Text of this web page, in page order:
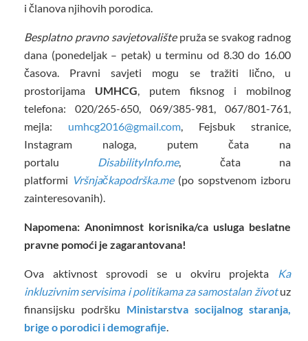
i članova njihovih porodica.
Besplatno pravno savjetovalištepruža se svakog radnog
dana (ponedeljak – petak) u terminu od 8.30 do 16.00
časova. Pravni savjeti mogu se tražiti lično, u
prostorijama UMHCG, putem fiksnog i mobilnog
telefona: 020/265-650, 069/385-981, 067/801-761,
mejla: umhcg2016@gmail.com, Fejsbuk stranice,
Instagram naloga, putem čata na
portalu DisabilityInfo.me, čata na
platformi Vršnjačkapodrška.me(po sopstvenom izboru
zainteresovanih).
Napomena: Anonimnost korisnika/ca usluga beslatne
pravne pomoći je zagarantovana!
Ova aktivnost sprovodi se u okviru projekta
Ka
inkluzivnim servisima i politikama za samostalan životuz
finansijsku podršku Ministarstva socijalnog staranja,
brige o porodici i demografije.